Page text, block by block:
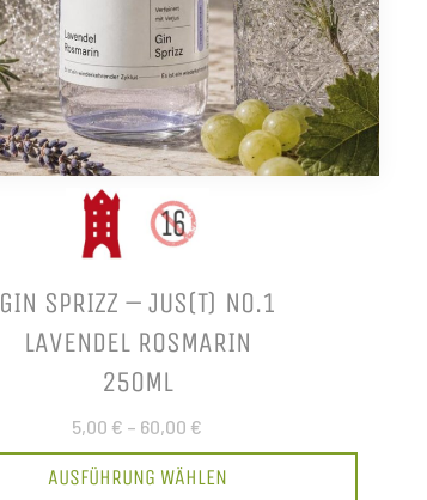
GIN SPRIZZ – JUS(T) NO.1
LAVENDEL ROSMARIN
250ML
5,00 € – 60,00 €
AUSFÜHRUNG WÄHLEN